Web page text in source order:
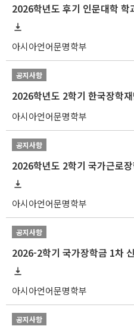
2026학년도 후기 인문대학 학
아시아언어문명학부
공지사항
아시아언어문명학부
공지사항
아시아언어문명학부
공지사항
2026-2학기 국가장학금 1차
아시아언어문명학부
공지사항